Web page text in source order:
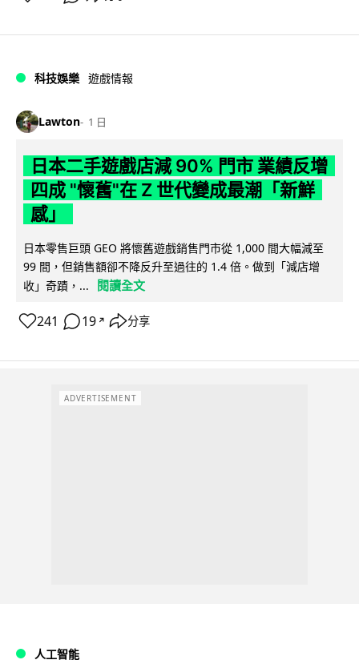
科技娛樂 遊戲情報
Lawton 1 日
日本二手遊戲店減 90% 門市 業績反增
四成 "懷舊"在 Z 世代變成最潮「新鮮
感」
日本零售巨頭 GEO 將懷舊遊戲銷售門市從 1,000 間大幅減至
99 間，但銷售額卻不降反升至過往的 1.4 倍。做到「減店增
收」奇蹟，...
閱讀全文
241 19 ↗ 分享
ADVERTISEMENT
人工智能